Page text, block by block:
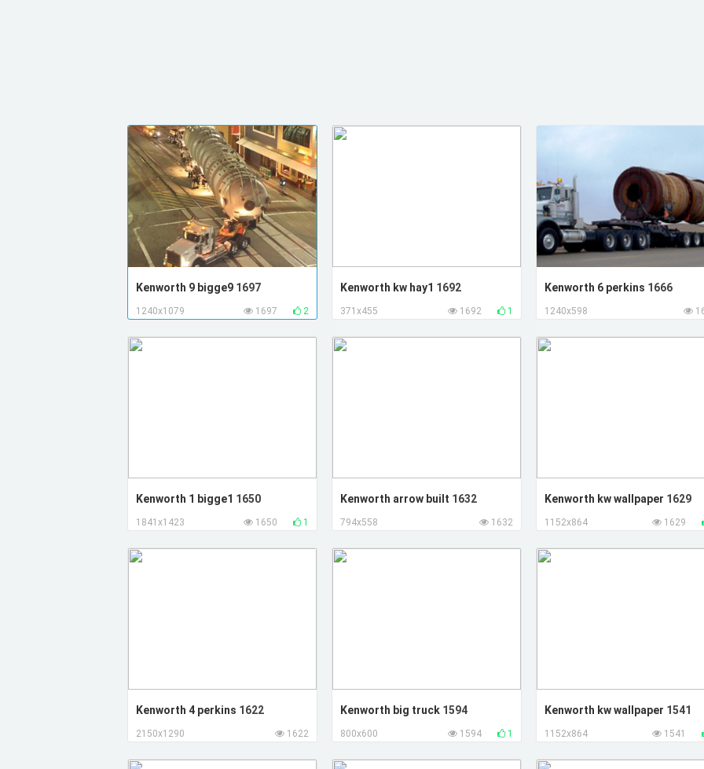
Kenworth 9 bigge9 1697
1240x1079 2
1697
Kenworth kw hay1 1692
371x455 1
1692
Kenworth 6 perkins 1666
1240x598
Kenworth 1 bigge1 1650
1841x1423 1
1650
Kenworth arrow built 1632
794x558 1632
Kenworth kw wallpaper 1629
1152x864 1629
Kenworth 4 perkins 1622
2150x1290 1622
Kenworth big truck 1594
800x600 1
1594
Kenworth kw wallpaper 1541
1152x864 1541